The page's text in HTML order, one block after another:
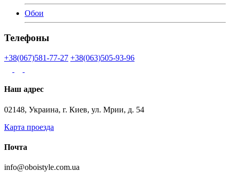
Обои
Телефоны
+38(067)581-77-27 +38(063)505-93-96
Наш адрес
02148, Украина, г. Киев, ул. Мрии, д. 54
Карта проезда
Почта
info@oboistyle.com.ua